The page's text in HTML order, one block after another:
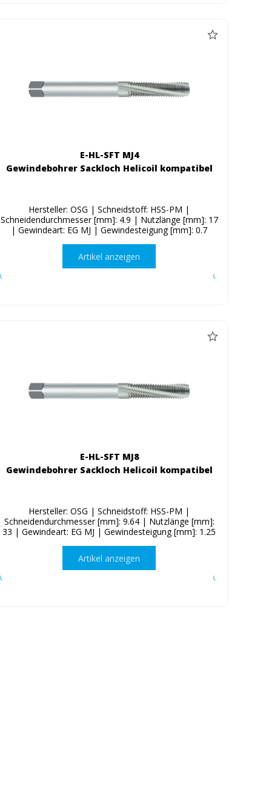
E-HL-SFT MJ4
Gewindebohrer Sackloch Helicoil kompatibel
Hersteller: OSG | Schneidstoff: HSS-PM |
Schneidendurchmesser [mm]: 4.9 | Nutzlänge [mm]: 17
| Gewindeart: EG MJ | Gewindesteigung [mm]: 0.7
Artikel anzeigen
E-HL-SFT MJ8
Gewindebohrer Sackloch Helicoil kompatibel
Hersteller: OSG | Schneidstoff: HSS-PM |
Schneidendurchmesser [mm]: 9.64 | Nutzlänge [mm]:
33 | Gewindeart: EG MJ | Gewindesteigung [mm]: 1.25
Artikel anzeigen